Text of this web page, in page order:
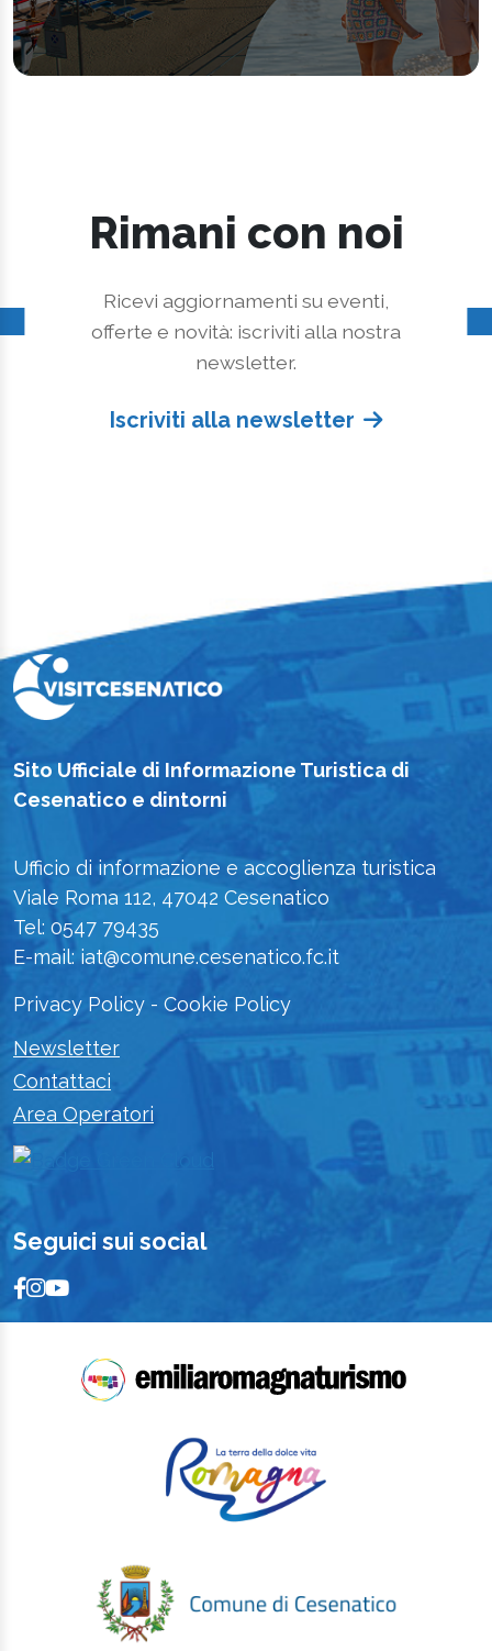
Rimani con noi
Ricevi aggiornamenti su eventi,
offerte e novità: iscriviti alla nostra
newsletter.
Iscriviti alla newsletter
Sito Ufficiale di Informazione Turistica di
Cesenatico e dintorni
Ufficio di informazione e accoglienza turistica
Viale Roma 112, 47042 Cesenatico
Tel: 0547 79435
E-mail: iat@comune.cesenatico.fc.it
Privacy Policy - Cookie Policy
Newsletter
Contattaci
Area Operatori
Seguici sui social